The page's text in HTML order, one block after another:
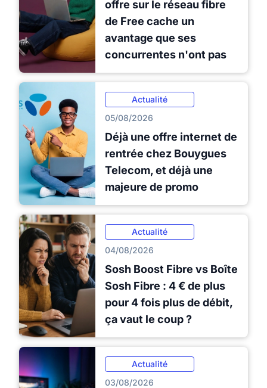
offre sur le réseau fibre
de Free cache un
avantage que ses
concurrentes n'ont pas
Actualité
05/08/2026
Déjà une offre internet de
rentrée chez Bouygues
Telecom, et déjà une
majeure de promo
Actualité
04/08/2026
Sosh Boost Fibre vs Boîte
Sosh Fibre : 4 € de plus
pour 4 fois plus de débit,
ça vaut le coup ?
Actualité
03/08/2026